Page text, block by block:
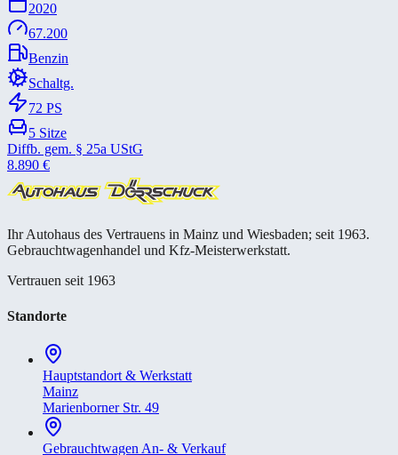
2020
67.200
Benzin
Schaltg.
72 PS
5 Sitze
Diffb. gem. § 25a UStG
8.890 €
Ihr Autohaus des Vertrauens in Mainz und Wiesbaden; seit 1963.
Gebrauchtwagenhandel und Kfz-Meisterwerkstatt.
Vertrauen seit 1963
Standorte
Hauptstandort & Werkstatt
Mainz
Marienborner Str. 49
Gebrauchtwagen An- & Verkauf